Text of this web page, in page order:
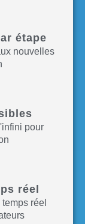
étape
nouvelles
pour
réel
réel